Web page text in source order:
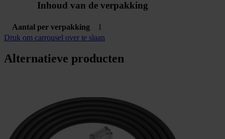
Inhoud van de verpakking
Aantal per verpakking
1
Druk om carrousel over te slaan
Alternatieve producten